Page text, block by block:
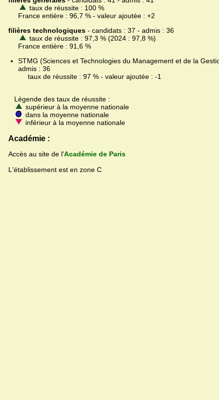
taux de réussite : 100 %
France entière : 96,7 % - valeur ajoutée : +2
filières technologiques - candidats : 37 - admis : 36
taux de réussite : 97,3 % (2024 : 97,8 %)
France entière : 91,6 %
STMG (Sciences et Technologies du Management et de la
admis : 36
taux de réussite : 97 % - valeur ajoutée : -1
Légende des taux de réussite :
supérieur à la moyenne nationale
dans la moyenne nationale
inférieur à la moyenne nationale
Académie :
Accès au site de l'Académie de Paris
L'établissement est en zone C